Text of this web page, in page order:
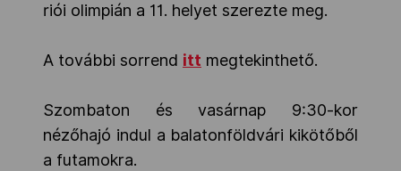
riói olimpián a 11. helyet szerezte meg.
A további sorrend itt megtekinthető.
Szombaton és vasárnap 9:30-kor
nézőhajó indul a balatonföldvári kikötőből
a futamokra.